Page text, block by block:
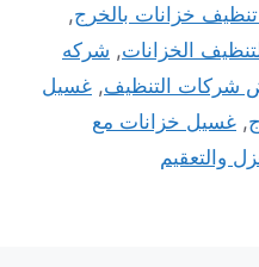
خزانات بالخرج,
الخزانات, شركه
شركات التنظيف, غسيل
, غسيل خزانات مع
والتعقيم